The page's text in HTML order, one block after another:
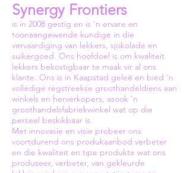
Synergy Frontiers
is in 2008 gestig en is 'n ervare en
toonaangewende kundige in die
vervaardiging van lekkers, sjokolade en
suikergoed. Ons hoofdoel is om kwaliteit
lekkers bekostigbaar te maak vir al ons
klante. Ons is in Kaapstad geleë en bied 'n
volledige regstreekse groothandeldiens aan
winkels en herverkopers, asook 'n
groothandelsfabriekwinkel wat op die
perseel beskikbaar is.
Met innovasie en visie probeer ons
voortdurend ons produkaanbod verbeter
en die kwaliteit en tipe produkte wat ons
produseer, verbeter, van gekleurde